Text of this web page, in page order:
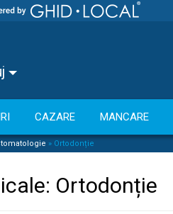
CAZARE MANCARE
» Ortodonție
Ortodonție